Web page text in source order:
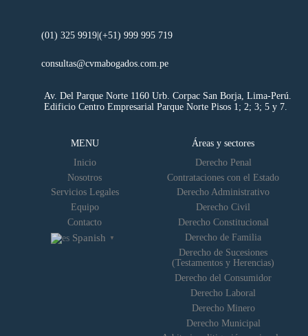
(01) 325 9919|(+51) 999 995 719
consultas@cvmabogados.com.pe
Av. Del Parque Norte 1160 Urb. Corpac San Borja, Lima-Perú.
Edificio Centro Empresarial Parque Norte Pisos 1; 2; 3; 5 y 7.
MENU
Inicio
Nosotros
Servicios Legales
Equipo
Contacto
Spanish ▼
Áreas y sectores
Derecho Penal
Contrataciones con el Estado
Derecho Administrativo
Derecho Civil
Derecho Constitucional
Derecho de Familia
Derecho de Sucesiones
(Testamentos y Herencias)
Derecho del Consumidor
Derecho Laboral
Derecho Minero
Derecho Municipal